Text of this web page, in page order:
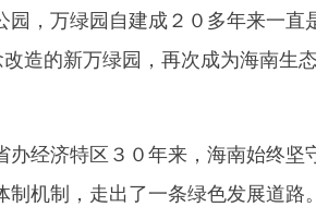
，万绿园自建成２０多年来一直
造的新万绿园，再次成为海南生
经济特区３０年来，海南始终坚
机制，走出了一条绿色发展道路。